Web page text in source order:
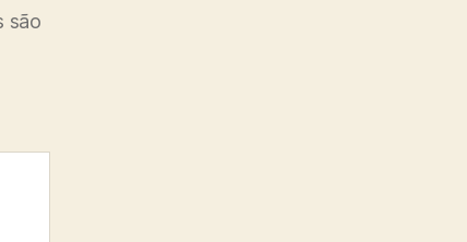
são